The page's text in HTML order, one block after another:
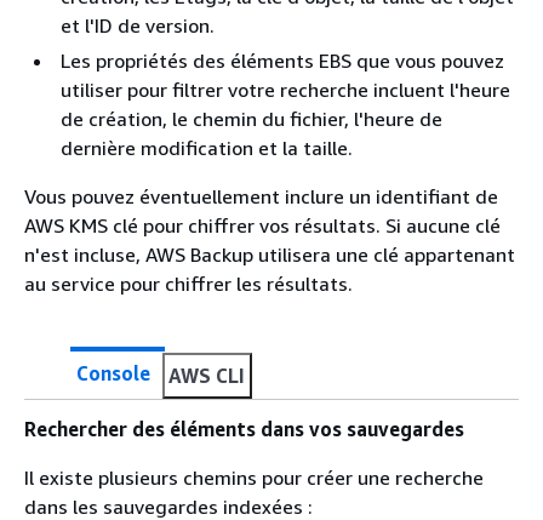
et l'ID de version.
Les propriétés des éléments EBS que vous pouvez
utiliser pour filtrer votre recherche incluent l'heure
de création, le chemin du fichier, l'heure de
dernière modification et la taille.
Vous pouvez éventuellement inclure un identifiant de
AWS KMS clé pour chiffrer vos résultats. Si aucune clé
n'est incluse, AWS Backup utilisera une clé appartenant
au service pour chiffrer les résultats.
Console AWS CLI
Rechercher des éléments dans vos sauvegardes
Il existe plusieurs chemins pour créer une recherche
dans les sauvegardes indexées :